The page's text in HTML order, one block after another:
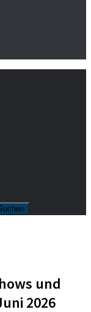
und
2026